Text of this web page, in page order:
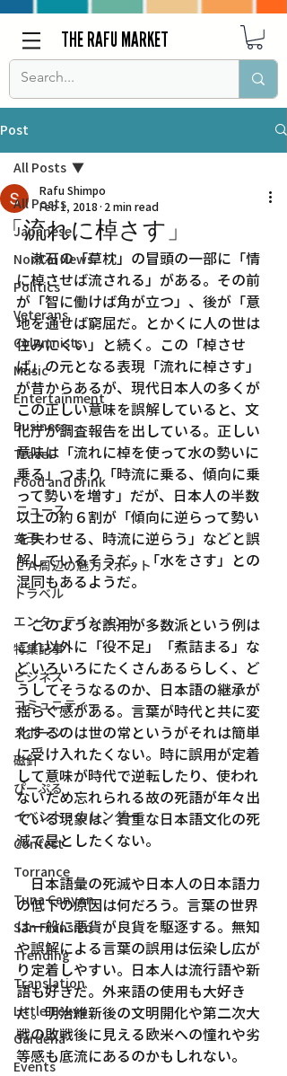
THE RAFU MARKET
Post
All Posts
Japanese
Nor Cal News
Politics
Veterans
Columnists
Music
Entertainment
Business
Travel
Food and Drink
ニュース
女王
ＬＡ周辺の魅力スポット
トラベル
エンターテインメント
特集記事
ビジネス
コミュニティー
スポーツ
磁針
ぴーぷる
イベント・カレンダー
Contest
Torrance
Tuna Canyon
San Fransico
Trending
Translation
Little Tokyo
Gardena
Events
All Posts
「流れに棹さす」
Rafu Shimpo
Feb 1, 2018 2 min read
漱石の「草枕」の冒頭の一部に「情
に棹させば流される」がある。その前
が「智に働けば角が立つ」、後が「意
地を通せば窮屈だ。とかくに人の世は
住みにくい」と続く。この「棹させ
ば」の元となる表現「流れに棹さす」
が昔からあるが、現代日本人の多くが
この正しい意味を誤解していると、文
化庁が調査報告を出している。正しい
意味は「流れに棹を使って水の勢いに
乗る」つまり「時流に乗る、傾向に乗
って勢いを増す」だが、日本人の半数
以上の約６割が「傾向に逆らって勢い
を失わせる、時流に逆らう」などと誤
解しているそうだ。「水をさす」との
混同もあるようだ。
このような誤用が多数派という例は
これ以外に「役不足」「煮詰まる」な
どいろいろにたくさんあるらしく、ど
うしてそうなるのか、日本語の継承が
揺らぐ感がある。言葉が時代と共に変
化するのは世の常というがそれは簡単
に受け入れたくない。時に誤用が定着
して意味が時代で逆転したり、使われ
ないため忘れられる故の死語が年々出
ている現象は、貴重な日本語文化の死
滅で是としたくない。
日本語彙の死滅や日本人の日本語力
の低下の原因は何だろう。言葉の世界
は一般に悪貨が良貨を駆逐する。無知
や誤解による言葉の誤用は伝染し広が
り定着しやすい。日本人は流行語や新
語も好きだ。外来語の使用も大好き
だ。明治維新後の文明開化や第二次大
戦の敗戦後に見える欧米への憧れや劣
等感も底流にあるのかもしれない。